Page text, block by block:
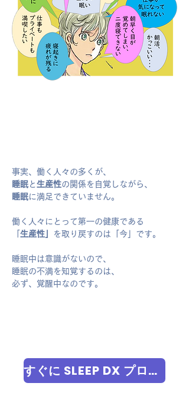
事実、働く人々の多くが、
睡眠 と 生産性の関係を自覚しながら、
睡眠に満足できていません。
働く人々にとって第一の健康である
生産性」 を取り戻すのは「今」です。
睡眠中は意識がないので、
睡眠の不満を知覚するのは、
必ず、覚醒中なのです。
すぐに SLEEP DX プログラムを受けてみる